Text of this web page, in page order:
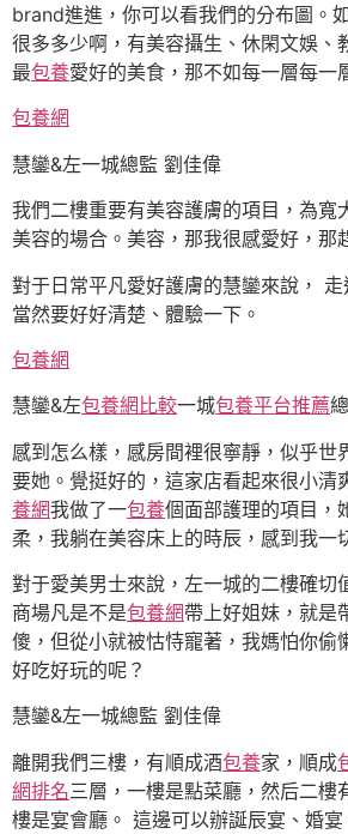
brand進進，你可以看我們的分布圖。
很多多少啊，有美容攝生、休閑文娛、
最包養愛好的美食，那不如每一層每一
包養網
慧鑾&左一城總監 劉佳偉
我們二樓重要有美容護膚的項目，為寬
美容的場合。美容，那我很感愛好，那
對于日常平凡愛好護膚的慧鑾來說， 走
當然要好好清楚、體驗一下。
包養網
慧鑾&左包養網比較一城包養平台推薦
感到怎么樣，感房間裡很寧靜，似乎世
要她。覺挺好的，這家店看起來很小清
養網我做了一包養個面部護理的項目，
柔，我躺在美容床上的時辰，感到我一
對于愛美男士來說，左一城的二樓確切
商場凡是不是包養網帶上好姐妹，就是
傻，但從小就被怙恃寵著，我媽怕你偷
好吃好玩的呢？
慧鑾&左一城總監 劉佳偉
離開我們三樓，有順成酒包養家，順成
網排名三層，一樓是點菜廳，然后二樓
樓是宴會廳。 這邊可以辦誕辰宴、婚